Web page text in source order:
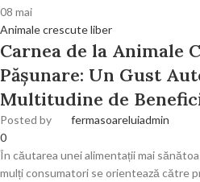
08 mai
Animale crescute liber
Carnea de la Animale
Pășunare: Un Gust
Multitudine de
Posted by
fermasoareluiadmin
0
În căutarea unei alimentații mai
mulți consumatori se orientează către